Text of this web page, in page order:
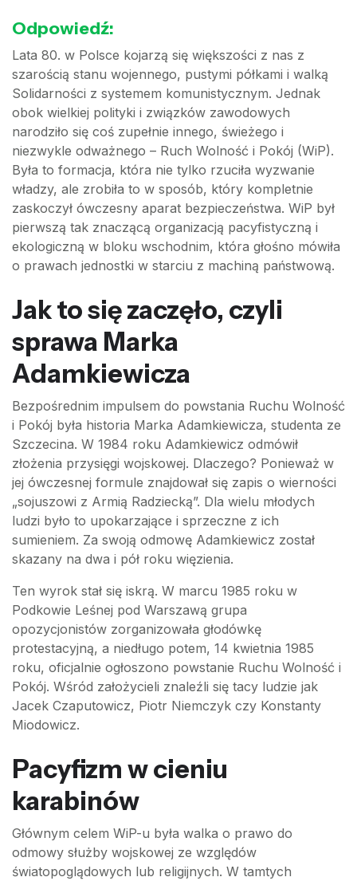
Odpowiedź:
Lata 80. w Polsce kojarzą się większości z nas z
szarością stanu wojennego, pustymi półkami i walką
Solidarności z systemem komunistycznym. Jednak
obok wielkiej polityki i związków zawodowych
narodziło się coś zupełnie innego, świeżego i
niezwykle odważnego – Ruch Wolność i Pokój (WiP).
Była to formacja, która nie tylko rzuciła wyzwanie
władzy, ale zrobiła to w sposób, który kompletnie
zaskoczył ówczesny aparat bezpieczeństwa. WiP był
pierwszą tak znaczącą organizacją pacyfistyczną i
ekologiczną w bloku wschodnim, która głośno mówiła
o prawach jednostki w starciu z machiną państwową.
Jak to się zaczęło, czyli
sprawa Marka
Adamkiewicza
Bezpośrednim impulsem do powstania Ruchu Wolność
i Pokój była historia Marka Adamkiewicza, studenta ze
Szczecina. W 1984 roku Adamkiewicz odmówił
złożenia przysięgi wojskowej. Dlaczego? Ponieważ w
jej ówczesnej formule znajdował się zapis o wierności
„sojuszowi z Armią Radziecką”. Dla wielu młodych
ludzi było to upokarzające i sprzeczne z ich
sumieniem. Za swoją odmowę Adamkiewicz został
skazany na dwa i pół roku więzienia.
Ten wyrok stał się iskrą. W marcu 1985 roku w
Podkowie Leśnej pod Warszawą grupa
opozycjonistów zorganizowała głodówkę
protestacyjną, a niedługo potem, 14 kwietnia 1985
roku, oficjalnie ogłoszono powstanie Ruchu Wolność i
Pokój. Wśród założycieli znaleźli się tacy ludzie jak
Jacek Czaputowicz, Piotr Niemczyk czy Konstanty
Miodowicz.
Pacyfizm w cieniu
karabinów
Głównym celem WiP-u była walka o prawo do
odmowy służby wojskowej ze względów
światopoglądowych lub religijnych. W tamtych